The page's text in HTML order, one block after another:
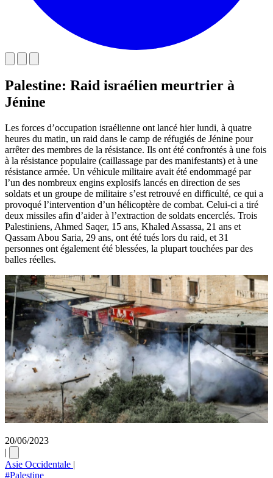
Palestine: Raid israélien meurtrier à
Jénine
Les forces d’occupation israélienne ont lancé hier lundi, à quatre
heures du matin, un raid dans le camp de réfugiés de Jénine pour
arrêter des membres de la résistance. Ils ont été confrontés à une fois
à la résistance populaire (caillassage par des manifestants) et à une
résistance armée. Un véhicule militaire avait été endommagé par
l’un des nombreux engins explosifs lancés en direction de ses
soldats et un groupe de militaire s’est retrouvé en difficulté, ce qui a
provoqué l’intervention d’un hélicoptère de combat. Celui-ci a tiré
deux missiles afin d’aider à l’extraction de soldats encerclés. Trois
Palestiniens, Ahmed Saqer, 15 ans, Khaled Assassa, 21 ans et
Qassam Abou Saria, 29 ans, ont été tués lors du raid, et 31
personnes ont également été blessées, la plupart touchées par des
balles réelles.
20/06/2023
|
Asie Occidentale |
#Palestine